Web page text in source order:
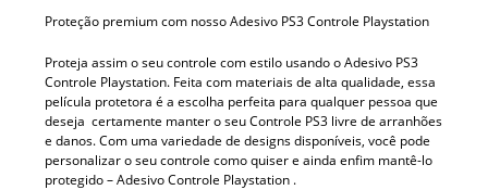
Proteção premium com nosso Adesivo PS3 Controle Playstation
Proteja assim o seu controle com estilo usando o Adesivo PS3
Controle Playstation. Feita com materiais de alta qualidade, essa
película protetora é a escolha perfeita para qualquer pessoa que
deseja certamente manter o seu Controle PS3 livre de arranhões
e danos. Com uma variedade de designs disponíveis, você pode
personalizar o seu controle como quiser e ainda enfim mantê-lo
protegido – Adesivo Controle Playstation .